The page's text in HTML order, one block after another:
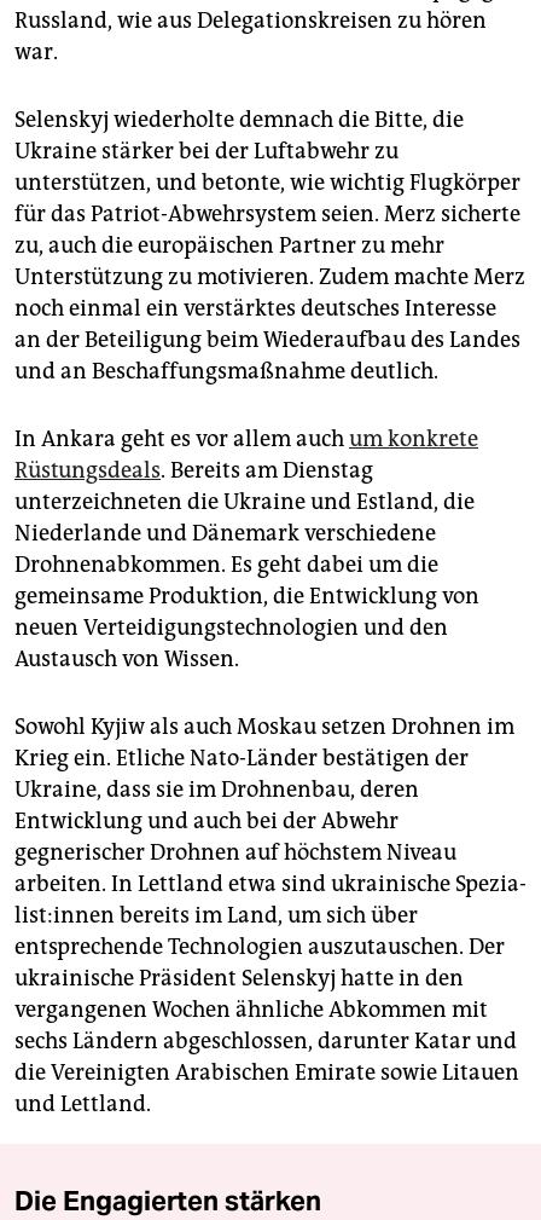
Russland, wie aus Delegationskreisen zu hören
war.
Selenskyj wiederholte demnach die Bitte, die
Ukraine stärker bei der Luftabwehr zu
unterstützen, und betonte, wie wichtig Flugkörper
für das Patriot-Abwehrsystem seien. Merz sicherte
zu, auch die europäischen Partner zu mehr
Unterstützung zu motivieren. Zudem machte Merz
noch einmal ein verstärktes deutsches Interesse
an der Beteiligung beim Wiederaufbau des Landes
und an Beschaffungsmaßnahme deutlich.
In Ankara geht es vor allem auchum konkrete
Rüstungsdeals. Bereits am Dienstag
unterzeichneten die Ukraine und Estland, die
Niederlande und Dänemark verschiedene
Drohnenabkommen. Es geht dabei um die
gemeinsame Produktion, die Entwicklung von
neuen Verteidigungstechnologien und den
Austausch von Wissen.
Sowohl Kyjiw als auch Moskau setzen Drohnen im
Krieg ein. Etliche Nato-Länder bestätigen der
Ukraine, dass sie im Drohnenbau, deren
Entwicklung und auch bei der Abwehr
gegnerischer Drohnen auf höchstem Niveau
arbeiten. In Lettland etwa sind ukrainische Spe­zia­
lis­t:in­nen bereits im Land, um sich über
entsprechende Technologien auszutauschen. Der
ukrainische Präsident Selenskyj hatte in den
vergangenen Wochen ähnliche Abkommen mit
sechs Ländern abgeschlossen, darunter Katar und
die Vereinigten Arabischen Emirate sowie Litauen
und Lettland.
Die Engagierten stärken